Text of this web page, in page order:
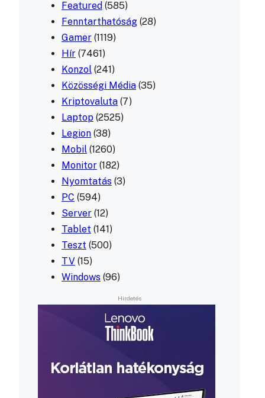
Featured (585)
Fenntarthatóság (28)
Gamer (1119)
Hír (7461)
Konzol (241)
Közösségi Média (35)
Kriptovaluta (7)
Laptop (2525)
Legion (38)
Mobil (1260)
Monitor (182)
Nyomtatás (3)
PC (594)
Server (12)
Tablet (141)
Teszt (500)
TV (15)
Windows (96)